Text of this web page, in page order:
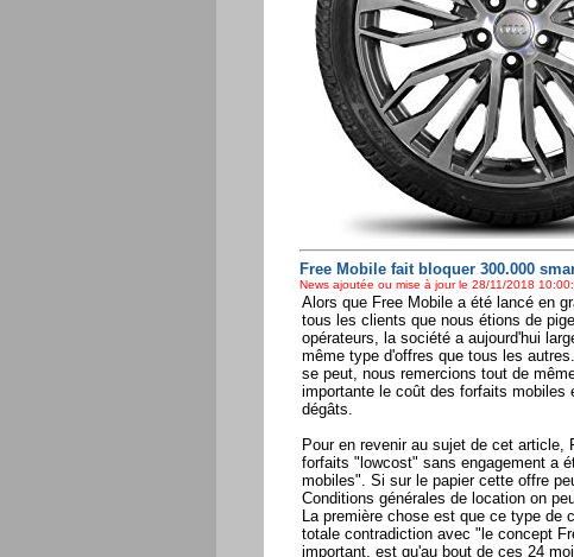
Free Mobile fait bloquer 300.000
News ajoutée ou mise à jour le 28/11/2018
Alors que Free Mobile a été lancé en
tous les clients que nous étions de
opérateurs, la société a aujourd'hui
même type d'offres que tous les
se peut, nous remercions tout de
importante le coût des forfaits
dégâts.
Pour en revenir au sujet de cet article,
forfaits "lowcost" sans engagement a
mobiles". Si sur le papier cette offre
Conditions générales de location on
La première chose est que ce type de
totale contradiction avec "le concept
important, est qu'au bout de ces 24